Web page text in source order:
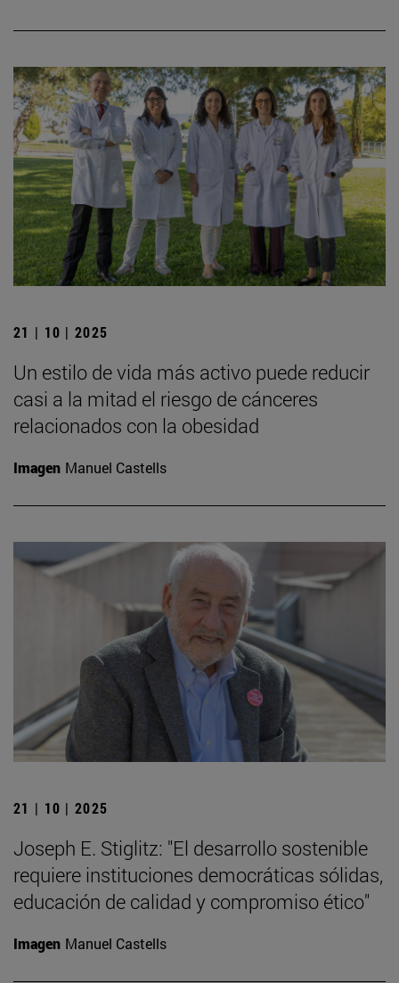
21 | 10 | 2025
Un estilo de vida más activo puede reducir
casi a la mitad el riesgo de cánceres
relacionados con la obesidad
Imagen Manuel Castells
21 | 10 | 2025
Joseph E. Stiglitz: "El desarrollo sostenible
requiere instituciones democráticas sólidas,
educación de calidad y compromiso ético"
Imagen Manuel Castells